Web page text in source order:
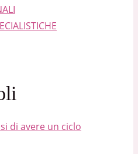
di avere un ciclo